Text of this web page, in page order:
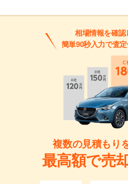
相場情報を確認
簡単90秒入力で査定
複数の見積もり
最高額で売